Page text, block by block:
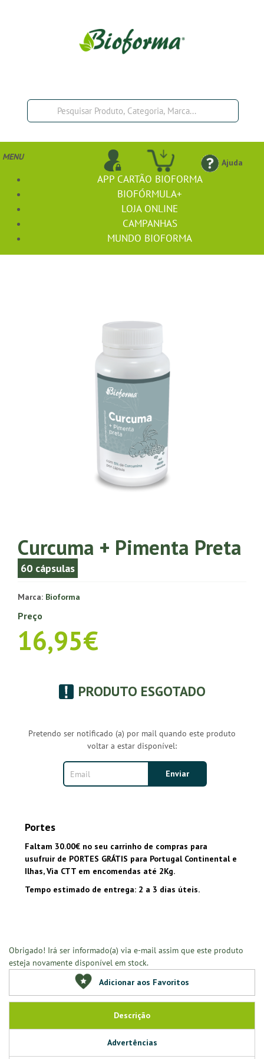
Ajuda
MENU
APP CARTÃO BIOFORMA
BIOFÓRMULA+
LOJA ONLINE
CAMPANHAS
MUNDO BIOFORMA
Curcuma + Pimenta Preta
60 cápsulas
Marca: Bioforma
Preço
16,95€
PRODUTO ESGOTADO
Pretendo ser notificado (a) por mail quando este produto
voltar a estar disponível:
Portes
Faltam 30.00€ no seu carrinho de compras para
usufruir de PORTES GRÁTIS para Portugal Continental e
Ilhas, Via CTT em encomendas até 2Kg.
Tempo estimado de entrega: 2 a 3 dias úteis.
Obrigado! Irá ser informado(a) via e-mail assim que este produto
esteja novamente disponível em stock.
Adicionar aos Favoritos
Descrição
Advertências